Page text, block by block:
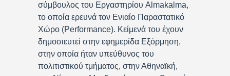
σύμβουλος του Εργαστηρίου Almakalma,
το οποία ερευνά τον Ενιαίο Παραστατικό
Χώρο (Performance). Κείμενά του έχουν
δημοσιευτεί στην εφημερίδα Εξόρμηση,
στην οποία ήταν υπεύθυνος του
πολιτιστικού τμήματος, στην Αθηναϊκή,